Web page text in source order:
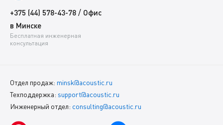
+375 (44) 578-43-78 / Офис
в Минске
Бесплатная инженерная
консультация
Отдел продаж: minsk@acoustic.ru
Техподдержка: support@acoustic.ru
Инженерный отдел: consulting@acoustic.ru